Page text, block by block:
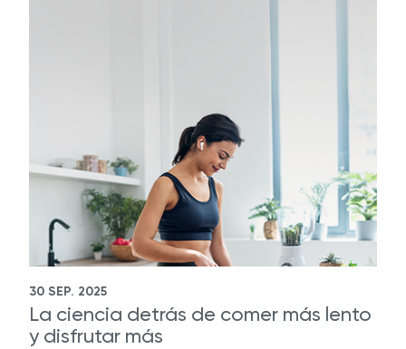
30 SEP. 2025
La ciencia detrás de comer más lento
y disfrutar más